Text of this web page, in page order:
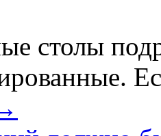
столы